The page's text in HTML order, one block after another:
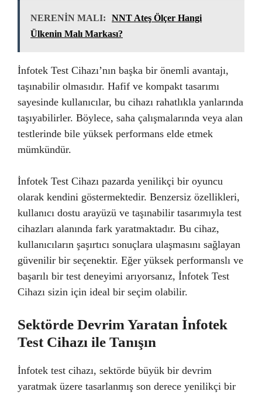
NERENİN MALI:
NNT Ateş Ölçer Hangi
Ülkenin Malı Markası?
İnfotek Test Cihazı’nın başka bir önemli avantajı,
taşınabilir olmasıdır. Hafif ve kompakt tasarımı
sayesinde kullanıcılar, bu cihazı rahatlıkla yanlarında
taşıyabilirler. Böylece, saha çalışmalarında veya alan
testlerinde bile yüksek performans elde etmek
mümkündür.
İnfotek Test Cihazı pazarda yenilikçi bir oyuncu
olarak kendini göstermektedir. Benzersiz özellikleri,
kullanıcı dostu arayüzü ve taşınabilir tasarımıyla test
cihazları alanında fark yaratmaktadır. Bu cihaz,
kullanıcıların şaşırtıcı sonuçlara ulaşmasını sağlayan
güvenilir bir seçenektir. Eğer yüksek performanslı ve
başarılı bir test deneyimi arıyorsanız, İnfotek Test
Cihazı sizin için ideal bir seçim olabilir.
Sektörde Devrim Yaratan İnfotek
Test Cihazı ile Tanışın
İnfotek test cihazı, sektörde büyük bir devrim
yaratmak üzere tasarlanmış son derece yenilikçi bir